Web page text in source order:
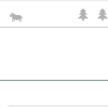
🐄 🌲 🌲
🏇